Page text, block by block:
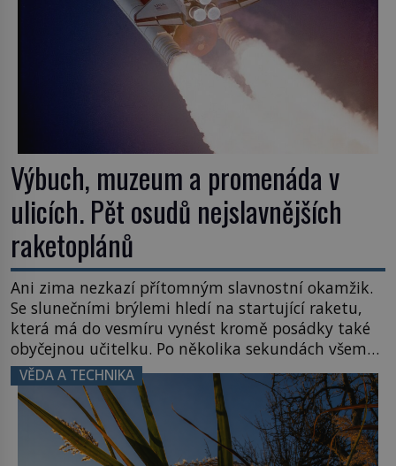
Výbuch, muzeum a promenáda v
ulicích. Pět osudů nejslavnějších
raketoplánů
Ani zima nezkazí přítomným slavnostní okamžik.
Se slunečními brýlemi hledí na startující raketu,
která má do vesmíru vynést kromě posádky také
obyčejnou učitelku. Po několika sekundách všem
ztuhnou úsměvy, stroj totiž exploduje. Jejich
konstrukce není z levného kraje, daňové
poplatníky stojí miliardy dolarů. Na druhou stranu
zvládnou jen představitelné věci. Na malé kousky
Název: Columbia První […]
VĚDA A TECHNIKA